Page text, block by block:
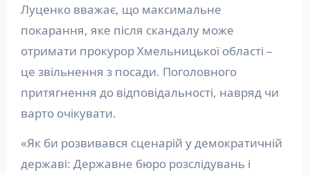
Луценко вважає, що максимальне
покарання, яке після скандалу може
отримати прокурор Хмельницької області –
це звільнення з посади. Поголовного
притягнення до відповідальності, навряд чи
варто очікувати.
«Як би розвивався сценарій у демократичній
державі: Державне бюро розслідувань і